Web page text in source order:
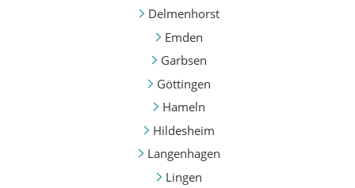
Delmenhorst
Emden
Garbsen
Göttingen
Hameln
Hildesheim
Langenhagen
Lingen